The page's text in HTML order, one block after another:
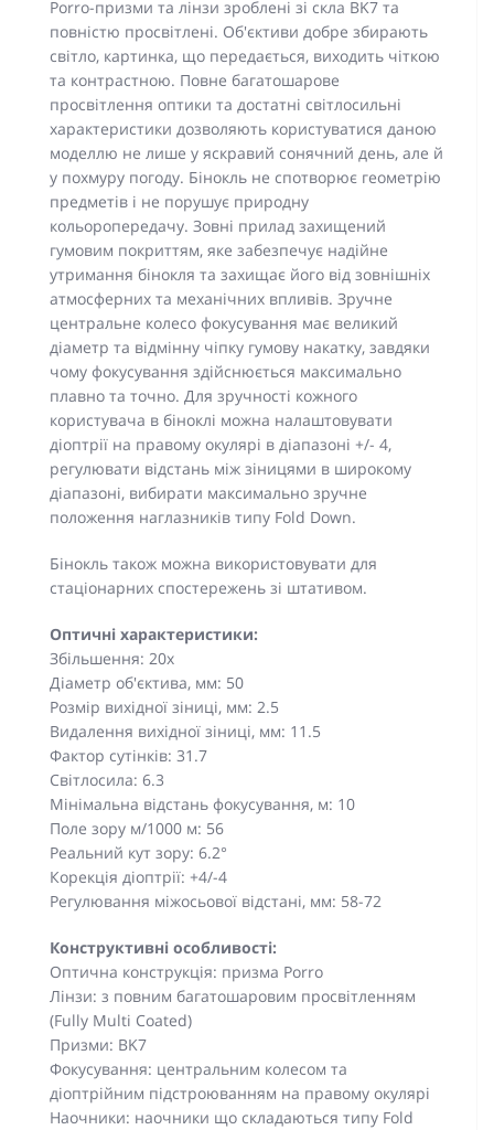
Porro-призми та лінзи зроблені зі скла BK7 та
повністю просвітлені. Об'єктиви добре збирають
світло, картинка, що передається, виходить чіткою
та контрастною. Повне багатошарове
просвітлення оптики та достатні світлосильні
характеристики дозволяють користуватися даною
моделлю не лише у яскравий сонячний день, але й
у похмуру погоду. Бінокль не спотворює геометрію
предметів і не порушує природну
кольоропередачу. Зовні прилад захищений
гумовим покриттям, яке забезпечує надійне
утримання бінокля та захищає його від зовнішніх
атмосферних та механічних впливів. Зручне
центральне колесо фокусування має великий
діаметр та відмінну чіпку гумову накатку, завдяки
чому фокусування здійснюється максимально
плавно та точно. Для зручності кожного
користувача в біноклі можна налаштовувати
діоптрії на правому окулярі в діапазоні +/- 4,
регулювати відстань між зіницями в широкому
діапазоні, вибирати максимально зручне
положення наглазників типу Fold Down.
Бінокль також можна використовувати для
стаціонарних спостережень зі штативом.
Оптичні характеристики:
Збільшення: 20x
Діаметр об'єктива, мм: 50
Розмір вихідної зіниці, мм: 2.5
Видалення вихідної зіниці, мм: 11.5
Фактор сутінків: 31.7
Світлосила: 6.3
Мінімальна відстань фокусування, м: 10
Поле зору м/1000 м: 56
Реальний кут зору: 6.2°
Корекція діоптрії: +4/-4
Регулювання міжосьової відстані, мм: 58-72
Конструктивні особливості:
Оптична конструкція: призма Porro
Лінзи: з повним багатошаровим просвітленням
(Fully Multi Coated)
Призми: BK7
Фокусування: центральним колесом та
діоптрійним підстроюванням на правому окулярі
Наочники: наочники що складаються типу Fold